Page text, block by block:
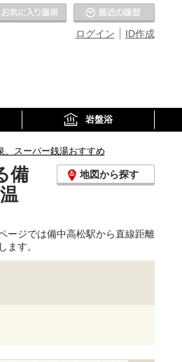
ID作成
ログイン
お気に入りの温泉
岩盤浴
、スーパー銭湯おすすめ
備
地図から探す
ージでは備中高松駅から直線距離
ます。